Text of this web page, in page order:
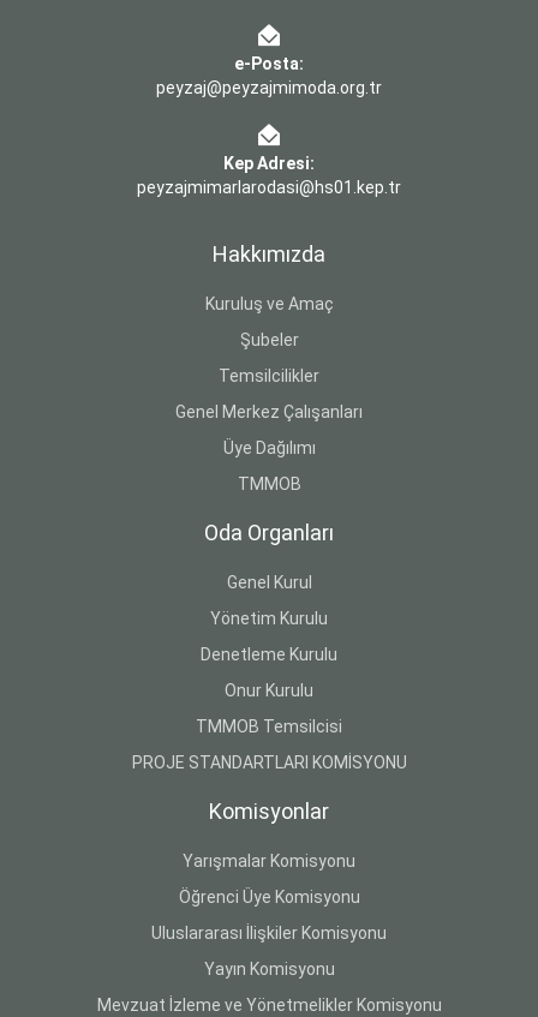
e-Posta:
peyzaj@peyzajmimoda.org.tr
Kep Adresi:
peyzajmimarlarodasi@hs01.kep.tr
Hakkımızda
Kuruluş ve Amaç
Şubeler
Temsilcilikler
Genel Merkez Çalışanları
Üye Dağılımı
TMMOB
Oda Organları
Genel Kurul
Yönetim Kurulu
Denetleme Kurulu
Onur Kurulu
TMMOB Temsilcisi
PROJE STANDARTLARI KOMİSYONU
Komisyonlar
Yarışmalar Komisyonu
Öğrenci Üye Komisyonu
Uluslararası İlişkiler Komisyonu
Yayın Komisyonu
Mevzuat İzleme ve Yönetmelikler Komisyonu